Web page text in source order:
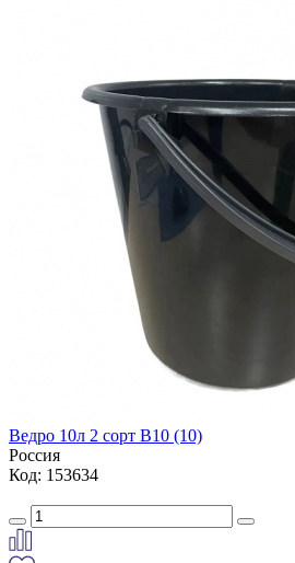
Ведро 10л 2 сорт В10 (10)
Россия
Код: 153634